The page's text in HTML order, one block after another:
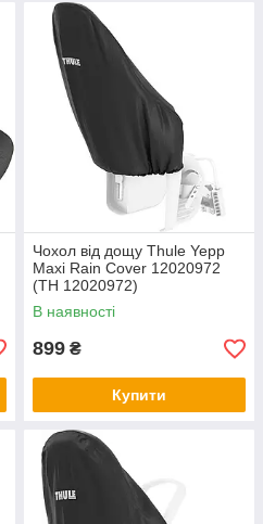
Чохол від дощу Thule Yepp
Maxi Rain Cover 12020972
(TH 12020972)
В наявності
899 ₴
Купити